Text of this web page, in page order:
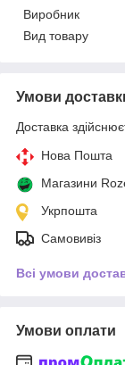
Виробник
Вид товару
Умови
Доставка
Нова Пошта
Магазини
Укрпошта
Самовивіз
Всі умови
Умови оплати